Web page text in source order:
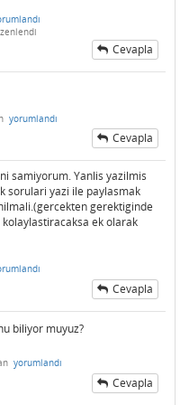
Cevapla
yorumlandı
Cevapla
samiyorum. Yanlis yazilmis
sorulari yazi ile paylasmak
gerektiginde
ek olarak
Cevapla
biliyor muyuz?
yorumlandı
Cevapla